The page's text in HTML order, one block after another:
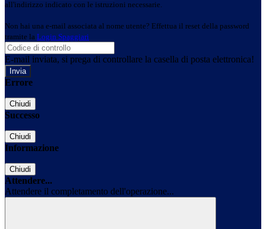
all'indirizzo indicato con le istruzioni necessarie.
Non hai una e-mail associata al nome utente? Effettua il reset della password
tramite la Login Spaggiari
E-mail inviata, si prega di controllare la casella di posta elettronica!
Errore
Chiudi
Successo
Chiudi
Informazione
Chiudi
Attendere...
Attendere il completamento dell'operazione...